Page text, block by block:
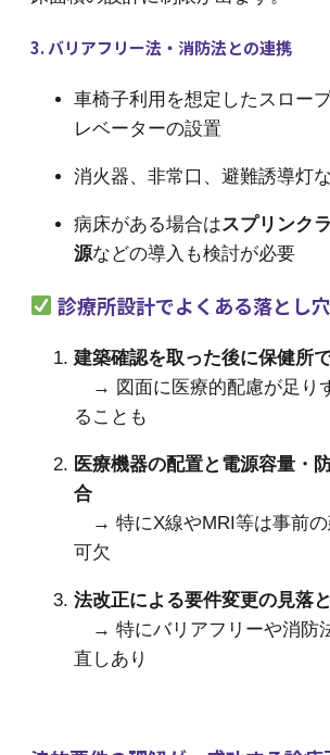
3. バリアフリー法・消防法との連携
車椅子利用を想定したスロー
レベーターの設置
消火器、非常口、避難誘導灯
病床がある場合はスプリンク
源などの導入も検討が必要
診療所設計でよくある落とし穴
建築確認を取った後に保健所
→ 図面に医療的配慮が足り
ることも
医療機器の配置と電源容量・
合
→ 特にX線やMRI等は事前の
可欠
法改正による要件変更の見落
→ 特にバリアフリーや消防
直しあり